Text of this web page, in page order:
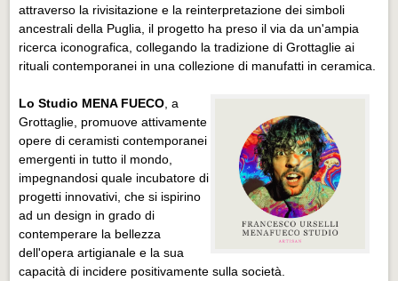
attraverso la rivisitazione e la reinterpretazione dei simboli
ancestrali della Puglia, il progetto ha preso il via da un'ampia
ricerca iconografica, collegando la tradizione di Grottaglie ai
rituali contemporanei in una collezione di manufatti in ceramica.
Lo Studio MENA FUECO , a
Grottaglie, promuove attivamente
opere di ceramisti contemporanei
emergenti in tutto il mondo,
impegnandosi quale incubatore di
progetti innovativi, che si ispirino
ad un design in grado di
contemperare la bellezza
dell'opera artigianale e la sua
capacità di incidere positivamente sulla società.